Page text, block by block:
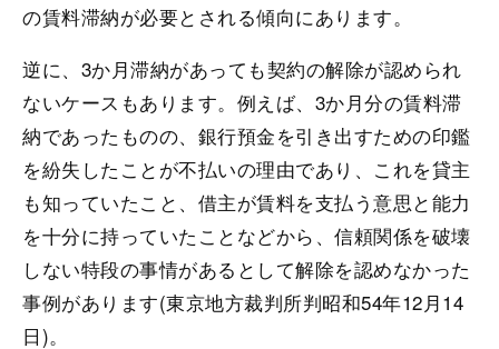
の賃料滞納が必要とされる傾向にあります。
逆に、3か月滞納があっても契約の解除が認められ
ないケースもあります。例えば、3か月分の賃料滞
納であったものの、銀行預金を引き出すための印鑑
を紛失したことが不払いの理由であり、これを貸主
も知っていたこと、借主が賃料を支払う意思と能力
を十分に持っていたことなどから、信頼関係を破壊
しない特段の事情があるとして解除を認めなかった
事例があります(東京地方裁判所判昭和54年12月14
日)。